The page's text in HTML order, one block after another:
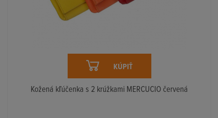
KÚPIŤ
Kožená kľúčenka s 2 krúžkami MERCUCIO červená